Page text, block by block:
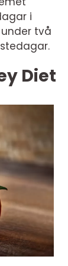
i
två
Diet